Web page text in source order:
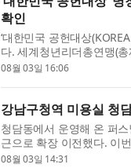
확인
‘대한민국 공헌대상
다. 세계청년리더총연맹(
부설 언론기관인 세계언론
08월 03일 16:06
강남구청역 미용실 청
청담동에서 운영해 온 퍼
근으로 확장 이전했다. 이
고 헤어와 메이크업을 아
08월 03일 14:31